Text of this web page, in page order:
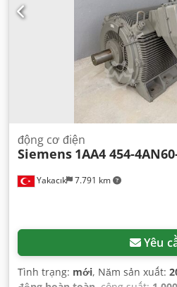
Yakacık 7.791 km
động cơ điện
Siemens 1AA4 454-
Yêu
Tình trạng: mới, Năm sản xuất: